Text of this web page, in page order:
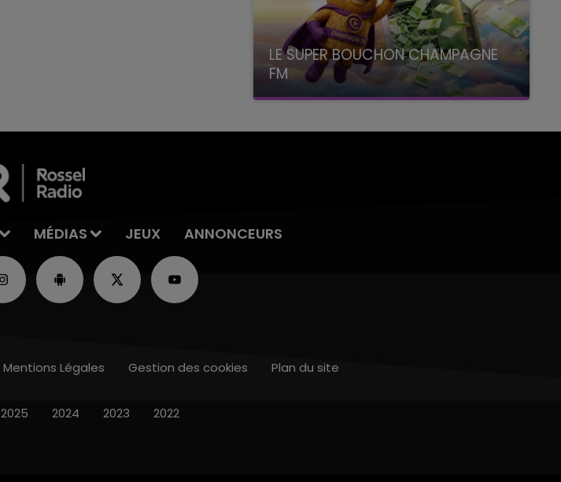
LE SUPER BOUCHON CHAMPAGNE
FM
avec La Famille Champagne FM, à 8H10
MÉDIAS JEUX ANNONCEURS
Mentions Légales Gestion des cookies Plan du site
2025 2024 2023 2022